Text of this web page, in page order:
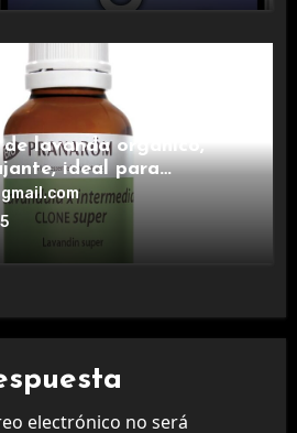
lavanda orgánico,
ideal para
electrónico no será